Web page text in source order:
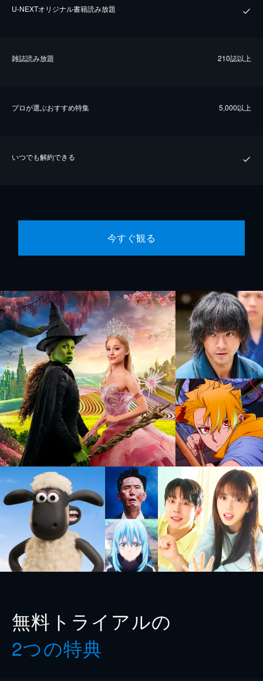
U-NEXTオリジナル書籍読み放題
雑誌読み放題 210誌以上
プロが選ぶおすすめ特集 5,000以上
いつでも解約できる
今すぐ観る
無料トライアルの
2つの特典